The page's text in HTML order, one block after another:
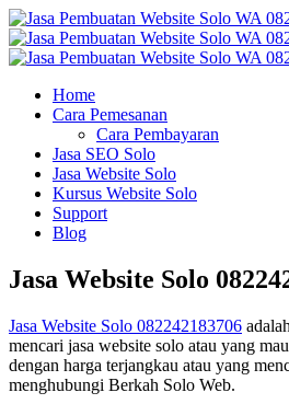
Skip
to
content
Home
Cara Pemesanan
Cara Pembayaran
Jasa SEO Solo
Jasa Website Solo
Kursus Website Solo
Support
Blog
Jasa Website Solo
Jasa Website Solo 082242183706
mencari jasa website solo atau yang
dengan harga terjangkau atau yang
menghubungi Berkah Solo Web.